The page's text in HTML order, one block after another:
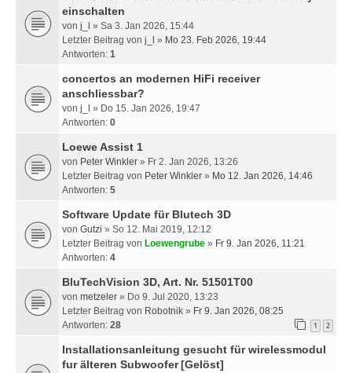
einschalten
von j_l
» Sa 3. Jan 2026, 15:44
Letzter Beitrag von j_l » Mo 23. Feb 2026, 19:44
Antworten: 1
concertos an modernen HiFi receiver
anschliessbar?
von j_l
» Do 15. Jan 2026, 19:47
Antworten: 0
Loewe Assist 1
von Peter Winkler » Fr 2. Jan 2026, 13:26
Letzter Beitrag von Peter Winkler » Mo 12. Jan 2026, 14:46
Antworten: 5
Software Update für Blutech 3D
von Gutzi » So 12. Mai 2019, 12:12
Letzter Beitrag von Loewengrube » Fr 9. Jan 2026, 11:21
Antworten: 4
BluTechVision 3D, Art. Nr. 51501T00
von metzeler » Do 9. Jul 2020, 13:23
Letzter Beitrag von Robotnik » Fr 9. Jan 2026, 08:25
Antworten: 28 1 2
Installationsanleitung gesucht für wirelessmodul
fur älteren Subwoofer[Gelöst]